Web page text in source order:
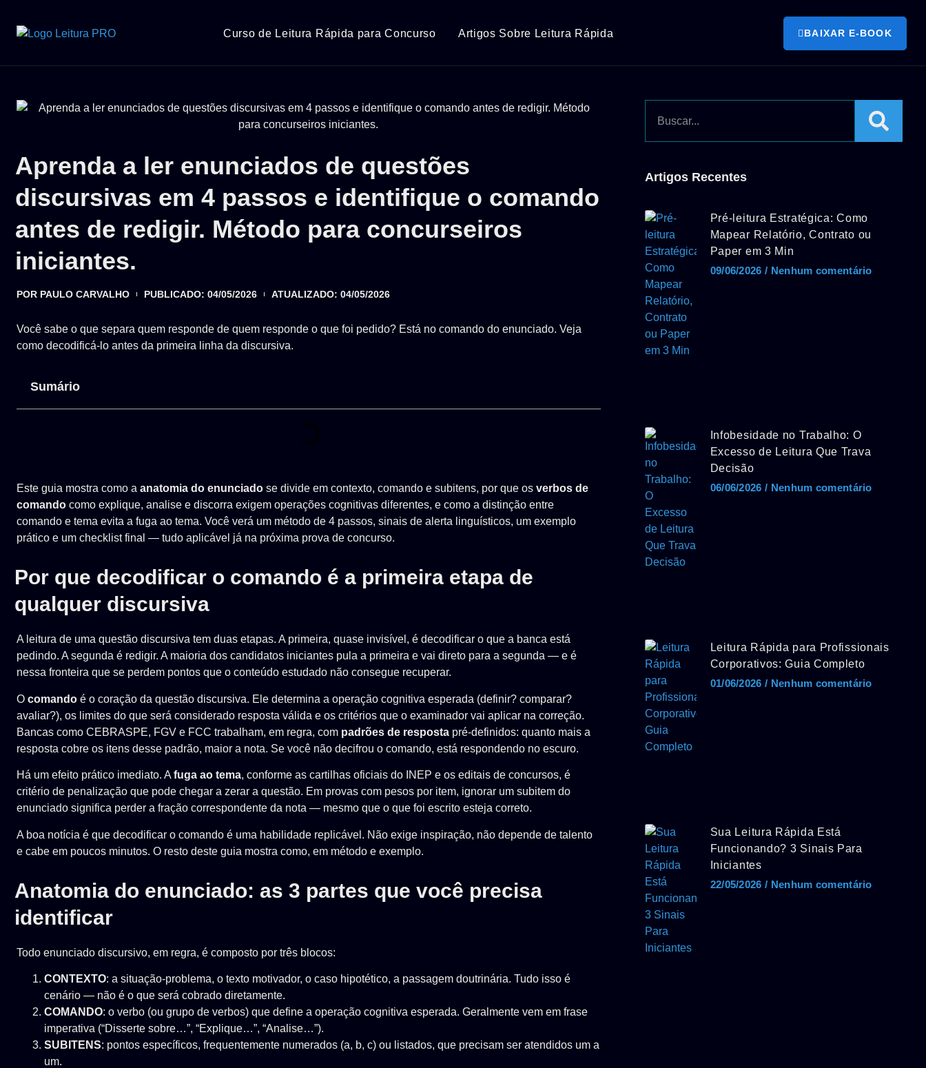
Curso de Leitura Rápida para Concurso Artigos Sobre Leitura Rápida BAIXAR E-BOOK
Aprenda a ler enunciados de questões
discursivas em 4 passos e identifique o comando
antes de redigir. Método para concurseiros
iniciantes.
POR PAULO CARVALHO PUBLICADO: 04/05/2026 ATUALIZADO: 04/05/2026
Você sabe o que separa quem responde de quem responde o que foi pedido? Está no comando do enunciado. Veja
como decodificá-lo antes da primeira linha da discursiva.
Sumário
Este guia mostra como a anatomia do enunciado se divide em contexto, comando e subitens, por que os verbos de
comando como explique, analise e discorra exigem operações cognitivas diferentes, e como a distinção entre
comando e tema evita a fuga ao tema. Você verá um método de 4 passos, sinais de alerta linguísticos, um exemplo
prático e um checklist final — tudo aplicável já na próxima prova de concurso.
Por que decodificar o comando é a primeira etapa de
qualquer discursiva
A leitura de uma questão discursiva tem duas etapas. A primeira, quase invisível, é decodificar o que a banca está
pedindo. A segunda é redigir. A maioria dos candidatos iniciantes pula a primeira e vai direto para a segunda — e é
nessa fronteira que se perdem pontos que o conteúdo estudado não consegue recuperar.
O comando é o coração da questão discursiva. Ele determina a operação cognitiva esperada (definir? comparar?
avaliar?), os limites do que será considerado resposta válida e os critérios que o examinador vai aplicar na correção.
Bancas como CEBRASPE, FGV e FCC trabalham, em regra, com padrões de resposta pré-definidos: quanto mais a
resposta cobre os itens desse padrão, maior a nota. Se você não decifrou o comando, está respondendo no escuro.
Há um efeito prático imediato. A fuga ao tema, conforme as cartilhas oficiais do INEP e os editais de concursos, é
critério de penalização que pode chegar a zerar a questão. Em provas com pesos por item, ignorar um subitem do
enunciado significa perder a fração correspondente da nota — mesmo que o que foi escrito esteja correto.
A boa notícia é que decodificar o comando é uma habilidade replicável. Não exige inspiração, não depende de talento
e cabe em poucos minutos. O resto deste guia mostra como, em método e exemplo.
Anatomia do enunciado: as 3 partes que você precisa
identificar
Todo enunciado discursivo, em regra, é composto por três blocos:
CONTEXTO: a situação-problema, o texto motivador, o caso hipotético, a passagem doutrinária. Tudo isso é
cenário — não é o que será cobrado diretamente.
COMANDO: o verbo (ou grupo de verbos) que define a operação cognitiva esperada. Geralmente vem em frase
imperativa (“Disserte sobre…”, “Explique…”, “Analise…”).
SUBITENS: pontos específicos, frequentemente numerados (a, b, c) ou listados, que precisam ser atendidos um a
um.
Artigos Recentes
Pré-leitura Estratégica: Como
Mapear Relatório, Contrato ou
Paper em 3 Min
09/06/2026
Nenhum comentário
Infobesidade no Trabalho: O
Excesso de Leitura Que Trava
Decisão
06/06/2026
Nenhum comentário
Leitura Rápida para Profissionais
Corporativos: Guia Completo
01/06/2026
Nenhum comentário
Sua Leitura Rápida Está
Funcionando? 3 Sinais Para
Iniciantes
22/05/2026
Nenhum comentário